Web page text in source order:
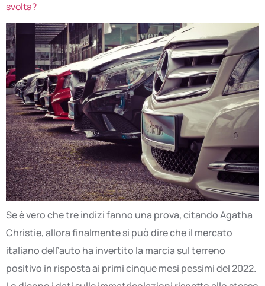
svolta?
Se è vero che tre indizi fanno una prova, citando Agatha
Christie, allora finalmente si può dire che il mercato
italiano dell’auto ha invertito la marcia sul terreno
positivo in risposta ai primi cinque mesi pessimi del 2022.